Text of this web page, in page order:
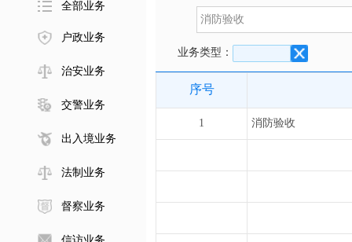
全部业务
户政业务
治安业务
交警业务
出入境业务
法制业务
督察业务
业务类型：
序号
1 消防验收